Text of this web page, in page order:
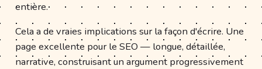
entière.
Cela a de vraies implications sur la façon d'écrire. Une
page excellente pour le SEO — longue, détaillée,
narrative, construisant un argument progressivement